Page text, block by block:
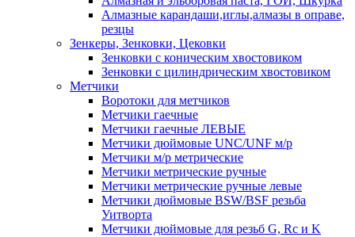
Алмазные карандаши,иглы,алмазы в оправе,
резцы
Зенкеры, Зенковки, Цековки
Зенковки с коническим хвостовиком
Зенковки с цилиндрическим хвостовиком
Метчики
Воротоки для метчиков
Метчики гаечные
Метчики гаечные ЛЕВЫЕ
Метчики дюймовые UNC/UNF м/р
Метчики м/р метрические
Метчики метрические ручные
Метчики метрические ручные левые
Метчики дюймовые BSW/BSF резьба
Уитворта
Метчики дюймовые для резьб G, Rc и K